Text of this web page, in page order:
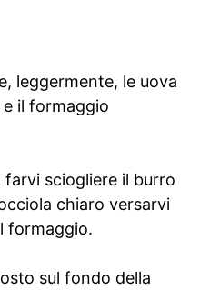
leggermente, le uova
il formaggio
sciogliere il burro
chiaro versarvi
formaggio.
sul fondo della